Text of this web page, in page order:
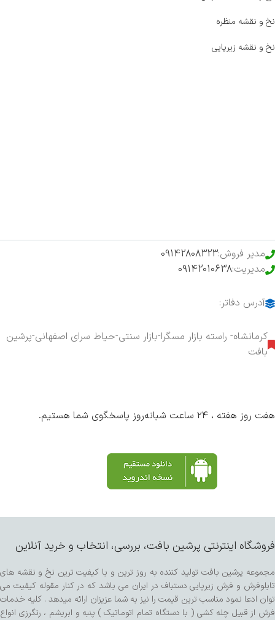
نخ و نقشه منظره
نخ و نقشه زیرپایی
مدیر فروش:09142808323
مدیریت:09142010638
آدرس دفاتر:
کرمانشاه- راسته بازار مسگرا-بازار سنتی-حیاط سرای اصفهانی-پرشین
بافت
هفت روز هفته ، ۲۴ ساعت شبانه‌روز پاسخگوی شما هستیم.
فروشگاه اینترنتی پرشین بافت، بررسی، انتخاب و خرید آنلاین
مجموعه پرشین بافت تولید کننده به روز ترین و با کیفیت ترین نخ و نقشه های
تابلوفرش و فرش زیرپایی دستباف در ایران می باشد که در کنار مقوله کیفیت می
توان ادعا نمود مناسب ترین قیمت را نیز به شما عزیزان ارائه میدهد . کلیه خدمات
فرش از قبیل چله کشی ( با دستگاه تمام اتوماتیک ) پنبه و ابریشم ، رنگرزی انواع